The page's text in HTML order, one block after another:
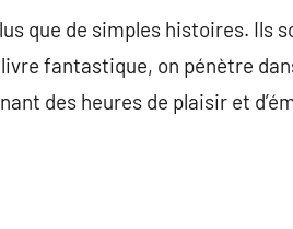
que de simples histoires. Ils
fantastique, on pénètre
des heures de plaisir et